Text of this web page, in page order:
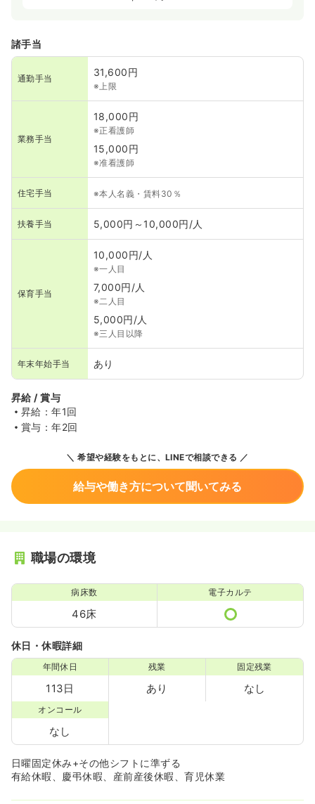
諸手当
通勤手当
31,600円
※上限
業務手当
18,000円
※正看護師
15,000円
※准看護師
住宅手当 ※本人名義・賃料30％
扶養手当 5,000円～10,000円/人
保育手当
10,000円/人
※一人目
7,000円/人
※二人目
5,000円/人
※三人目以降
年末年始手当 あり
昇給 / 賞与
昇給：年1回
賞与：年2回
希望や経験をもとに、LINEで相談できる
給与や働き方について聞いてみる
職場の環境
病床数
46床
電子カルテ
休日・休暇詳細
年間休日
113日
残業
あり
固定残業
なし
オンコール
なし
日曜固定休み+その他シフトに準ずる
有給休暇、慶弔休暇、産前産後休暇、育児休業